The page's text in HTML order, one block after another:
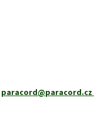
paracord@paracord.cz